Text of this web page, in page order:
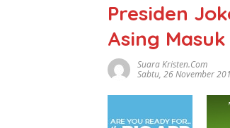
Presiden
Asing
Suara Kristen.com
Sabtu, 26 November